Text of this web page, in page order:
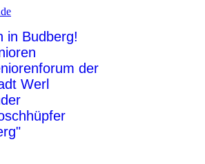
in Budberg!
der
Werl